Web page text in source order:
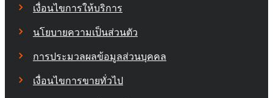
เงื่อนไขการให้บริการ
นโยบายความเป็นส่วนตัว
การประมวลผลข้อมูลส่วนบุคคล
เงื่อนไขการขายทั่วไป